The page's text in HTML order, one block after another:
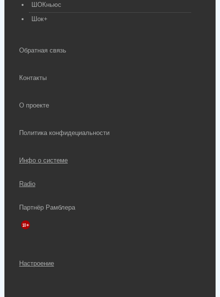
ШОКньюс
Шок+
Обратная связь
Контакты
О проекте
Политика конфидециальности
Инфо о системе
Radio
Партнёр Рамблера
Настроение